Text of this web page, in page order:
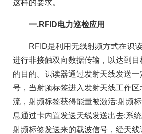
这样的要求。
一.RFID电力巡检应用
RFID是利用无线射频方式在识读
进行非接触双向数据传输，以达到目
的目的。识读器通过发射天线发送
号，当射频标签进入发射天线工作
流，射频标签获得能量被激活;射频
息通过卡内置发送天线发送出去;系
射频标签发送来的载波信号，经天